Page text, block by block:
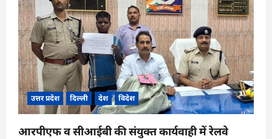
उत्तर प्रदेश दिल्ली देश विदेश
आरपीएफ व सीआईबी की संयुक्त कार्यवाही में रेलवे